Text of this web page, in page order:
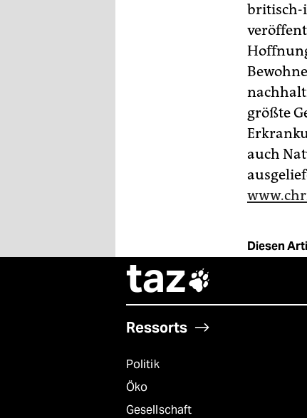
britisch-
größte
auch
Diesen
taz
Ressorts
Politik
Öko
Gesellschaft